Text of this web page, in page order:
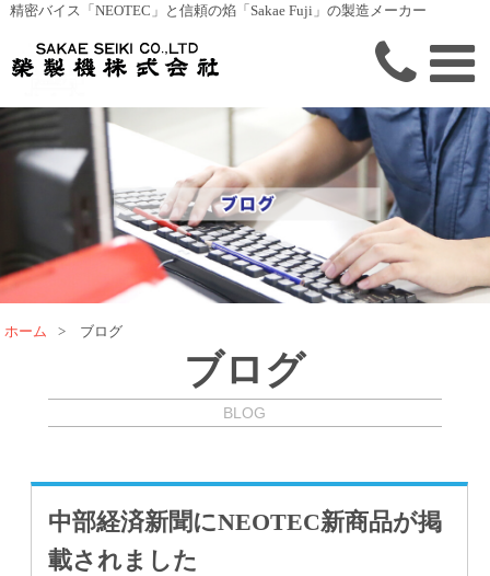
精密バイス「NEOTEC」と信頼の焰「Sakae Fuji」の製造メーカー
ホーム > ブログ
ブログ
BLOG
中部経済新聞にNEOTEC新商品が掲
載されました